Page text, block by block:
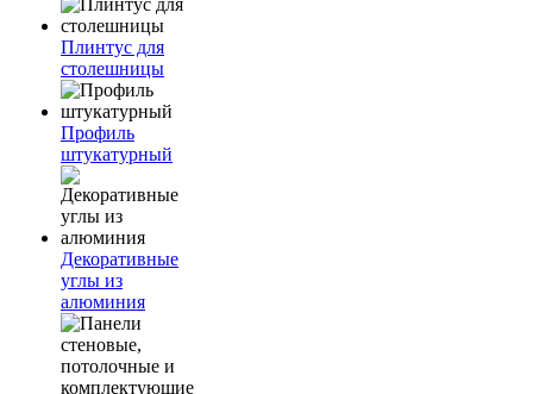
Плинтус для
столешницы
Профиль
штукатурный
Декоративные
углы из
алюминия